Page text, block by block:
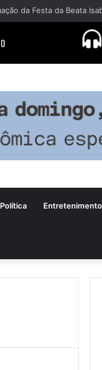
Política Entretenimento